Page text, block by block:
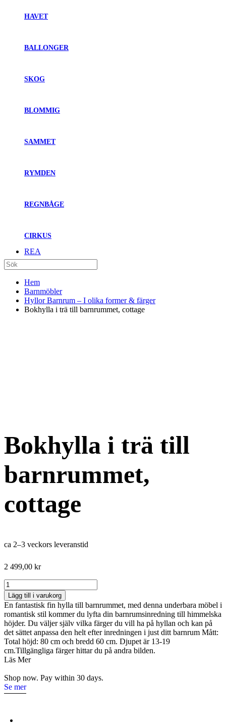
HAVET
BALLONGER
SKOG
BLOMMIG
SAMMET
RYMDEN
REGNBÅGE
CIRKUS
REA
Hem
Barnmöbler
Hyllor Barnrum – I olika former & färger
Bokhylla i trä till barnrummet, cottage
Bokhylla i trä till
barnrummet,
cottage
ca 2–3 veckors leveranstid
2 499,00 kr
Bokhylla
i
trä
till
barnrummet,
cottage
mängd
Lägg till i varukorg
En fantastisk fin hylla till barnrummet, med denna underbara möbel i
romantisk stil kommer du lyfta din barnrumsinredning till himmelska
höjder. Du väljer själv vilka färger du vill ha på hyllan och kan på
det sättet anpassa den helt efter inredningen i just ditt barnrum Mått:
Total höjd: 80 cm och bredd 60 cm. Djupet är 13-19
cm.Tillgängliga färger hittar du på andra bilden.
Läs Mer
Shop now. Pay within 30 days.
Se mer